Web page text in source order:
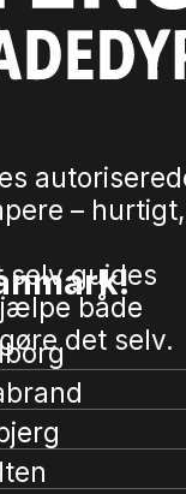
– hurtigt,
selv guides
både
det selv.